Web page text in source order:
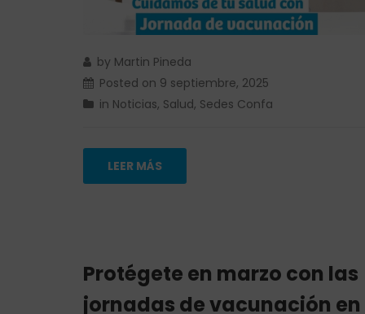
by Martin Pineda
Posted on 9 septiembre, 2025
in Noticias, Salud, Sedes Confa
LEER MÁS
Protégete en marzo con las
jornadas de vacunación en